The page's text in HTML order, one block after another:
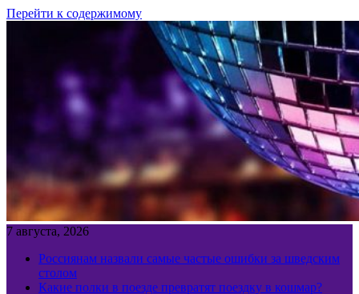
Перейти к содержимому
7 августа, 2026
Россиянам назвали самые частые ошибки за шведским
столом
Какие полки в поезде превратят поездку в кошмар?